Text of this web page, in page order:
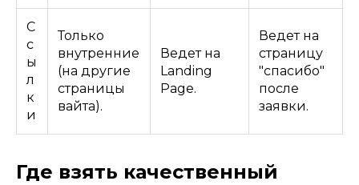
С
с
ы
л
к
и
Только
внутренние
(на другие
страницы
вайта).
Ведет на
Landing
Page.
Ведет на
страницу
"спасибо"
после
заявки.
Где взять качественный